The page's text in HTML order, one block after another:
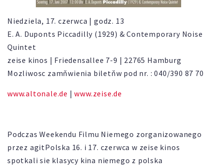
Niedziela, 17. czerwca | godz. 13
E. A. Duponts Piccadilly (1929) & Contemporary Noise
Quintet
zeise kinos | Friedensallee 7-9 | 22765 Hamburg
Mozliwosc zamňwienia biletňw pod nr. : 040/390 87 70
www.altonale.de |www.zeise.de
Podczas Weekendu Filmu Niemego zorganizowanego
przez agitPolska 16. i 17. czerwca w zeise kinos
spotkali sie klasycy kina niemego z polska